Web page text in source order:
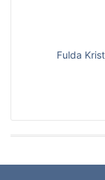
Fulda